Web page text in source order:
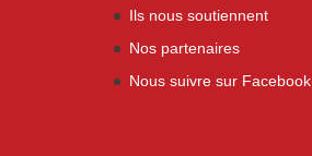
Ils nous soutiennent
Nos partenaires
Nous suivre sur Facebook